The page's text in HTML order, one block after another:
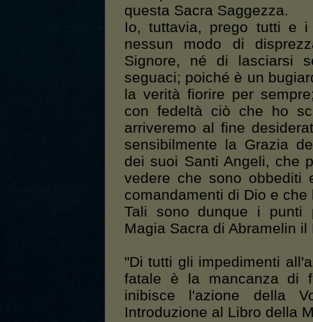
questa Sacra Saggezza.
Io, tuttavia, prego tutti e
nessun modo di
Signore, né di lasciarsi
seguaci; poiché è un
la verità fiorire per
con fedeltà ciò che ho
arriveremo al fine
sensibilmente la Grazia
dei suoi Santi Angeli, che
vedere che sono
comandamenti di Dio e
Tali sono dunque i punti
Magia Sacra di Abramelin il
"Di tutti gli impedimenti
fatale è la mancanza di
inibisce l'azione della
Introduzione al Libro della